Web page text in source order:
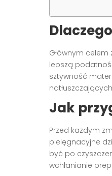
Głównym
lepszą
sztywność
Jak
Przed każdym
pielęgnacyjne
być po
wchłanianie